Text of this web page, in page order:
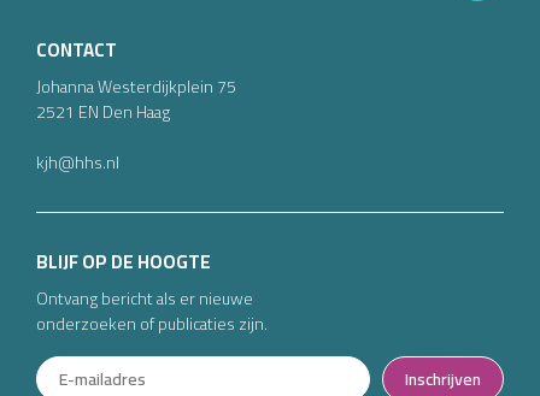
CONTACT
Johanna Westerdijkplein75
2521 ENDen Haag
kjh@hhs.nl
BLIJF OP DE HOOGTE
Ontvang bericht als er nieuwe
onderzoeken of publicaties zijn.
Inschrijven